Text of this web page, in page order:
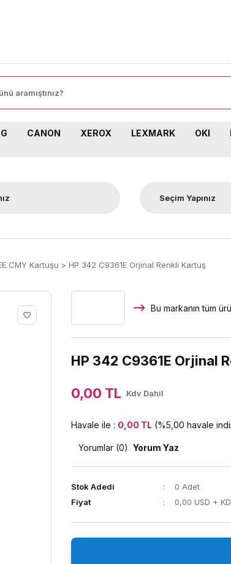
CANON XEROX LEXMARK OKI
CMY Kartuşu HP 342 C9361E Orjinal Renkli Kartuş
Bu markanın tüm
HP 342 C9361E Orjinal
0,00 TL Kdv Dahil
Havale ile : 0,00 TL (%5,00 havale
Yorumlar (0) Yorum Yaz
Stok Adedi
0 Adet
Fiyat
0,00 USD +